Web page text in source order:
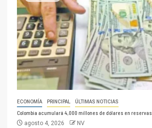
ECONOMÍA PRINCIPAL ÚLTIMAS NOTICIAS
Colombia acumulará 4,000 millones de dólares en reservas
agosto 4, 2026 NV